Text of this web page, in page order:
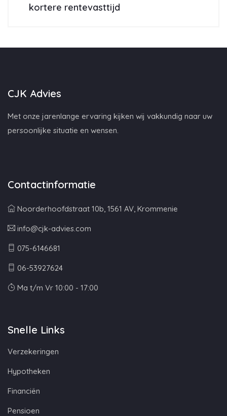
kortere rentevasttijd
CJK Advies
Met onze jarenlange ervaring kijken wij vakkundig naar uw
persoonlijke situatie en wensen.
Contactinformatie
Noorderhoofdstraat 10b, 1561 AV, Krommenie
info@cjk-advies.com
075-6146681
06-53927624
Ma t/m Vr 10:00 - 17:00
Snelle Links
Verzekeringen
Hypotheken
Financiën
Pensioen